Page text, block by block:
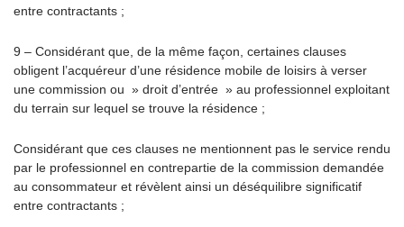
entre contractants ;
9 – Considérant que, de la même façon, certaines clauses
obligent l’acquéreur d’une résidence mobile de loisirs à verser
une commission ou » droit d’entrée » au professionnel exploitant
du terrain sur lequel se trouve la résidence ;
Considérant que ces clauses ne mentionnent pas le service rendu
par le professionnel en contrepartie de la commission demandée
au consommateur et révèlent ainsi un déséquilibre significatif
entre contractants ;